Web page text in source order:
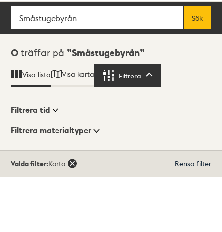
Sök
Sök
Sökresultat
0 träffar på Småstugebyrån
Visa lista Visa karta Filtrera
Visningsläge
Filtrera tid
Filtrera materialtyper
träffar
Valda filter:Karta Rensa filter